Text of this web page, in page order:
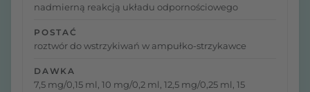
nadmierną reakcją układu odpornościowego
POSTAĆ
roztwór do wstrzykiwań w ampułko-strzykawce
DAWKA
7,5 mg/0,15 ml, 10 mg/0,2 ml, 12,5 mg/0,25 ml, 15